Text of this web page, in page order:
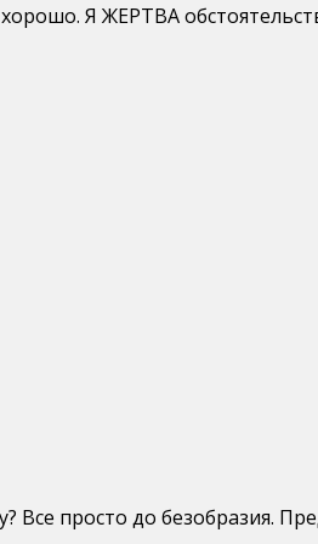
Я ЖЕРТВА
просто до безобразия.